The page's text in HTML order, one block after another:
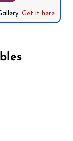
Get it here